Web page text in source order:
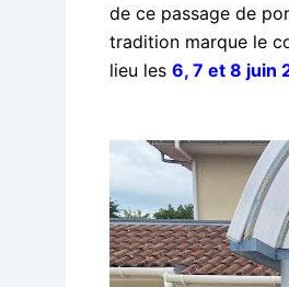
de ce passage de
tradition marque le
lieu les 6, 7 et 8 juin